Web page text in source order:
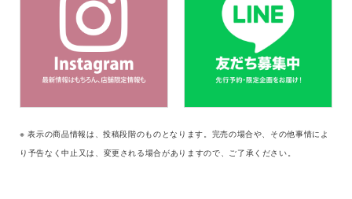
※ 表示の商品情報は、投稿段階のものとなります。完売の場合や、その他事情によ
り予告なく中止又は、変更される場合がありますので、ご了承ください。